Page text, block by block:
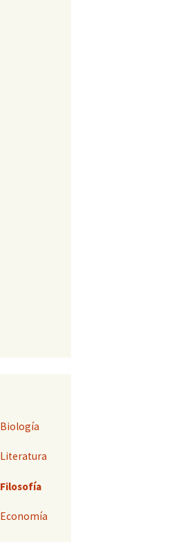
Biología
Literatura
Filosofía
Economía